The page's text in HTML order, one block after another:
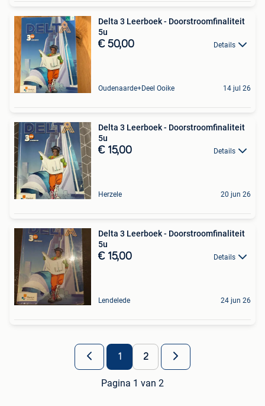
Delta 3 Leerboek - Doorstroomfinaliteit
5u
€ 50,00 Details
Oudenaarde+Deel Ooike 14 jul 26
Delta 3 Leerboek - Doorstroomfinaliteit
5u
€ 15,00 Details
Herzele 20 jun 26
Delta 3 Leerboek - Doorstroomfinaliteit
5u
€ 15,00 Details
Lendelede 24 jun 26
1 2
Pagina 1 van 2